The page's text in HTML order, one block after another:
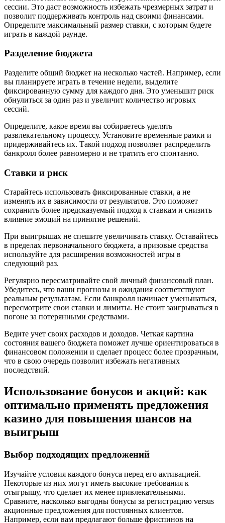
сессии. Это даст возможность избежать чрезмерных затрат и
позволит поддерживать контроль над своими финансами.
Определите максимальный размер ставки, с которым будете
играть в каждой раунде.
Разделение бюджета
Разделите общий бюджет на несколько частей. Например, если
вы планируете играть в течение недели, выделите
фиксированную сумму для каждого дня. Это уменьшит риск
обнулиться за один раз и увеличит количество игровых
сессий.
Определите, какое время вы собираетесь уделять
развлекательному процессу. Установите временные рамки и
придерживайтесь их. Такой подход позволяет распределить
банкролл более равномерно и не тратить его спонтанно.
Ставки и риск
Старайтесь использовать фиксированные ставки, а не
изменять их в зависимости от результатов. Это поможет
сохранить более предсказуемый подход к ставкам и снизить
влияние эмоций на принятие решений.
При выигрышах не спешите увеличивать ставку. Оставайтесь
в пределах первоначального бюджета, а призовые средства
используйте для расширения возможностей игры в
следующий раз.
Регулярно пересматривайте свой личный финансовый план.
Убедитесь, что ваши прогнозы и ожидания соответствуют
реальным результатам. Если банкролл начинает уменьшаться,
пересмотрите свои ставки и лимиты. Не стоит заигрываться в
погоне за потерянными средствами.
Ведите учет своих расходов и доходов. Четкая картина
состояния вашего бюджета поможет лучше ориентироваться в
финансовом положении и сделает процесс более прозрачным,
что в свою очередь позволит избежать негативных
последствий.
Использование бонусов и акций: как
оптимально применять предложения
казино для повышения шансов на
выигрыш
Выбор подходящих предложений
Изучайте условия каждого бонуса перед его активацией.
Некоторые из них могут иметь высокие требования к
отыгрышу, что сделает их менее привлекательными.
Сравните, насколько выгодны бонусы за регистрацию versus
акционные предложения для постоянных клиентов.
Например, если вам предлагают больше фриспинов на